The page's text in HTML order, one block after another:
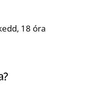
18 óra